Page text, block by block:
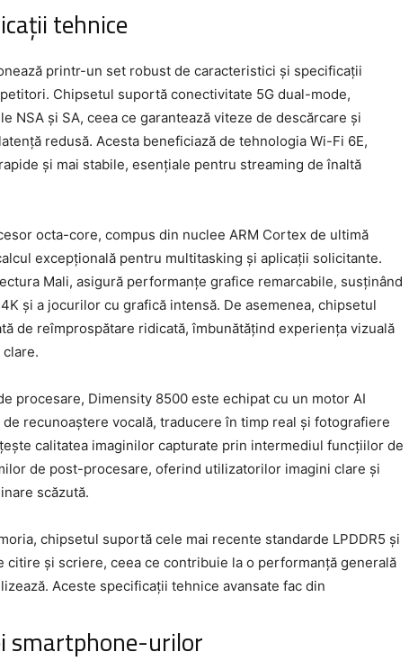
tehnice
printr-un set robust de caracteristici și specificații
Chipsetul suportă conectivitate 5G dual-mode,
NSA și SA, ceea ce garantează viteze de descărcare și
redusă. Acesta beneficiază de tehnologia Wi-Fi 6E,
și mai stabile, esențiale pentru streaming de înaltă
octa-core, compus din nuclee ARM Cortex de ultimă
excepțională pentru multitasking și aplicații solicitante.
Mali, asigură performanțe grafice remarcabile, susținând
și a jocurilor cu grafică intensă. De asemenea, chipsetul
de reîmprospătare ridicată, îmbunătățind experiența vizuală
procesare, Dimensity 8500 este echipat cu un motor AI
recunoaștere vocală, traducere în timp real și fotografiere
calitatea imaginilor capturate prin intermediul funcțiilor de
de post-procesare, oferind utilizatorilor imagini clare și
scăzută.
chipsetul suportă cele mai recente standarde LPDDR5 și
citire și scriere, ceea ce contribuie la o performanță generală
Aceste specificații tehnice avansate fac din
smartphone-urilor